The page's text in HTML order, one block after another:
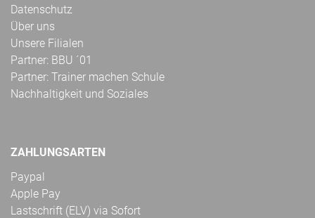
Datenschutz
Über uns
Unsere Filialen
Partner: BBU ´01
Partner: Trainer machen Schule
Nachhaltigkeit und Soziales
ZAHLUNGSARTEN
Paypal
Apple Pay
Lastschrift (ELV) via Sofort